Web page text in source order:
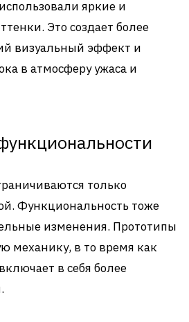
яркие и
Это создает более
визуальный эффект и
в атмосферу ужаса и
только
Функциональность тоже
изменения. Прототипы
механику, в то время как
в себя более